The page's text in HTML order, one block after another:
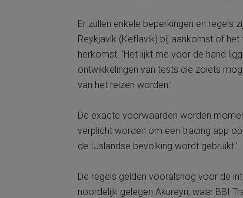
Er zullen enkele beperkingen en regels
Reykjavik (Keflavik) bij aankomst of
herkomst. ‘Het lijkt me voor de hand
ontwikkelingen van tests die zoiets
van het reizen worden.’
De exacte voorwaarden worden
verplicht worden om een tracing app
de IJslandse bevolking wordt gebruikt.’
De regels gelden vooralsnog voor de
noordelijk gelegen Akureyri, waar BBI